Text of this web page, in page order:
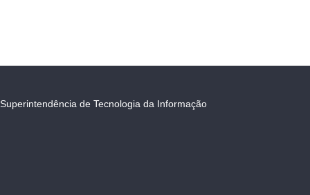
Superintendência de Tecnologia da Informação